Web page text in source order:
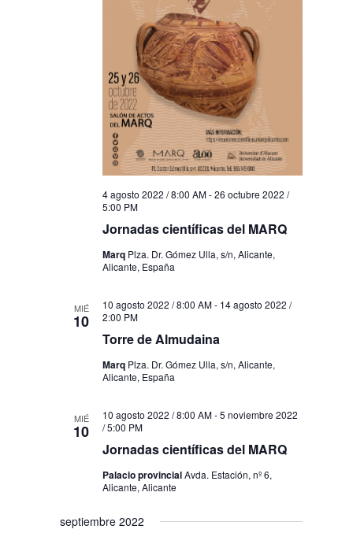
Jornadas científicas del MARQ
4 agosto 2022 / 8:00 AM-26 octubre 2022 /
5:00 PM
Marq Plza. Dr. Gómez Ulla, s/n, Alicante,
Alicante, España
MIÉ
10
Torre de Almudaina
10 agosto 2022 / 8:00 AM- 14 agosto 2022 /
2:00 PM
Marq Plza. Dr. Gómez Ulla, s/n, Alicante,
Alicante, España
MIÉ
10
Jornadas científicas del MARQ
10 agosto 2022 / 8:00 AM-5 noviembre 2022
/ 5:00 PM
Palacio provincialAvda. Estación, nº 6,
Alicante, Alicante
septiembre 2022